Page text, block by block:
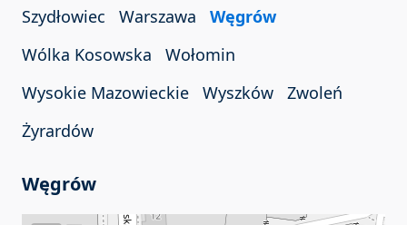
Szydłowiec
Warszawa
Węgrów
Wólka Kosowska
Wołomin
Wysokie Mazowieckie
Wyszków
Zwoleń
Żyrardów
Węgrów